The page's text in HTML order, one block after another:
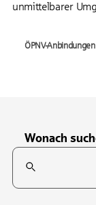
unmittelbarer
ÖPNV-Anbindungen
Wonach
Suchfeld